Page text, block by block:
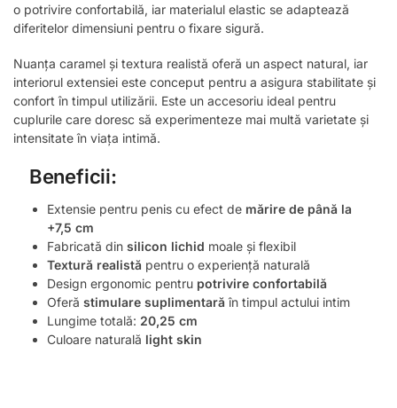
o potrivire confortabilă, iar materialul elastic se adaptează
diferitelor dimensiuni pentru o fixare sigură.
Nuanța caramel și textura realistă oferă un aspect natural, iar
interiorul extensiei este conceput pentru a asigura stabilitate și
confort în timpul utilizării. Este un accesoriu ideal pentru
cuplurile care doresc să experimenteze mai multă varietate și
intensitate în viața intimă.
Beneficii:
Extensie pentru penis cu efect de mărire de până la
+7,5 cm
Fabricată din silicon lichid moale și flexibil
Textură realistă pentru o experiență naturală
Design ergonomic pentru potrivire confortabilă
Oferă stimulare suplimentară în timpul actului intim
Lungime totală: 20,25 cm
Culoare naturală light skin